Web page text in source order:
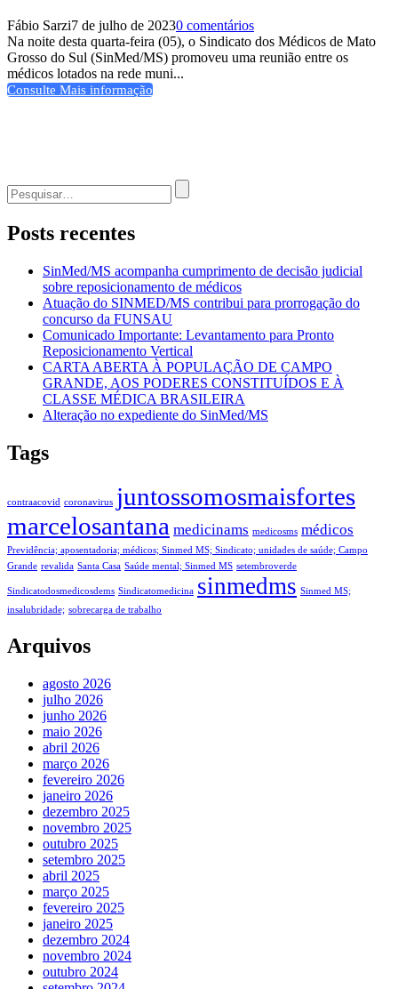
Fábio Sarzi7 de julho de 20230 comentários
Na noite desta quarta-feira (05), o Sindicato dos Médicos de Mato
Grosso do Sul (SinMed/MS) promoveu uma reunião entre os
médicos lotados na rede muni...
Consulte Mais informação
Procurar
por:
Posts recentes
SinMed/MS acompanha cumprimento de decisão judicial
sobre reposicionamento de médicos
Atuação do SINMED/MS contribui para prorrogação do
concurso da FUNSAU
Comunicado Importante: Levantamento para Pronto
Reposicionamento Vertical
CARTA ABERTA À POPULAÇÃO DE CAMPO
GRANDE, AOS PODERES CONSTITUÍDOS E À
CLASSE MÉDICA BRASILEIRA
Alteração no expediente do SinMed/MS
Tags
contraacovid coronavirus juntossomosmaisfortes
marcelosantana medicinams medicosms médicos
Previdência; aposentadoria; médicos; Sinmed MS; Sindicato; unidades de saúde; Campo
Grande revalida Santa Casa Saúde mental; Sinmed MS setembroverde
Sindicatodosmedicosdems Sindicatomedicina sinmedms Sinmed MS;
insalubridade; sobrecarga de trabalho
Arquivos
agosto 2026
julho 2026
junho 2026
maio 2026
abril 2026
março 2026
fevereiro 2026
janeiro 2026
dezembro 2025
novembro 2025
outubro 2025
setembro 2025
abril 2025
março 2025
fevereiro 2025
janeiro 2025
dezembro 2024
novembro 2024
outubro 2024